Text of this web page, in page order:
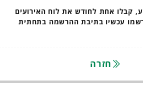
קבלו אחת לחודש את לוח האירועים
עכשיו בתיבת ההרשמה בתחתית
חזרה